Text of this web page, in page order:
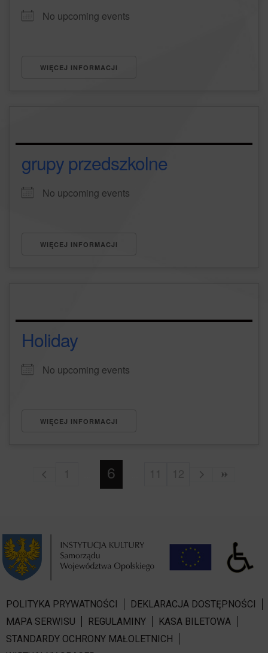
No upcoming events
WIĘCEJ INFORMACJI
grupy przedszkolne
No upcoming events
WIĘCEJ INFORMACJI
Holiday
No upcoming events
WIĘCEJ INFORMACJI
6
POLITYKA PRYWATNOŚCI
DEKLARACJA DOSTĘPNOŚCI
MAPA SERWISU
REGULAMINY
KASA BILETOWA
STANDARDY OCHRONY MAŁOLETNICH